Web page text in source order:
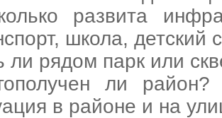
развита
школа, детский
ли рядом парк или
ли район?
в районе и на